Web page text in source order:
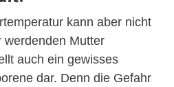
kann aber nicht
werdenden Mutter
auch ein gewisses
dar. Denn die Gefahr